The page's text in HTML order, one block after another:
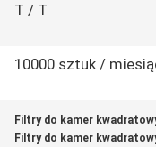
T / T
10000 sztuk /
Filtry do kamer
Filtry do kamer